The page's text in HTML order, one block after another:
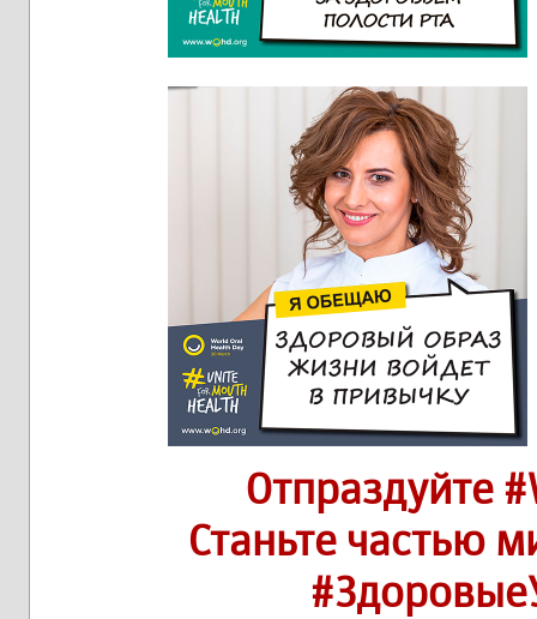
Отпраздуйте
Станьте частью